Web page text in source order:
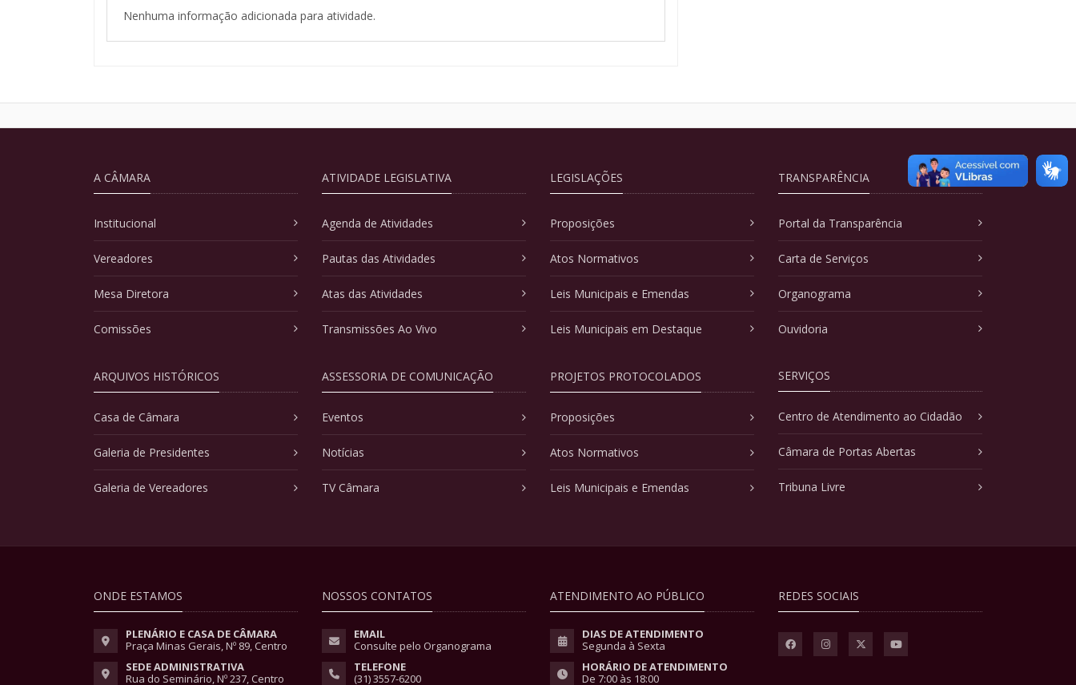
Nenhuma informação adicionada para atividade.
A CÂMARA
Institucional
Vereadores
Mesa Diretora
Comissões
ARQUIVOS HISTÓRICOS
Casa de Câmara
Galeria de Presidentes
Galeria de Vereadores
ATIVIDADE LEGISLATIVA
Agenda de Atividades
Pautas das Atividades
Atas das Atividades
Transmissões Ao Vivo
ASSESSORIA DE COMUNICAÇÃO
Eventos
Notícias
TV Câmara
LEGISLAÇÕES
Proposições
Atos Normativos
Leis Municipais e Emendas
Leis Municipais em Destaque
PROJETOS PROTOCOLADOS
Proposições
Atos Normativos
Leis Municipais e Emendas
TRANSPARÊNCIA
Portal da Transparência
Carta de Serviços
Organograma
Ouvidoria
SERVIÇOS
Centro de Atendimento ao Cidadão
Câmara de Portas Abertas
Tribuna Livre
ONDE ESTAMOS
PLENÁRIO E CASA DE CÂMARA
Praça Minas Gerais, Nº 89, Centro
SEDE ADMINISTRATIVA
Rua do Seminário, Nº 237, Centro
NOSSOS CONTATOS
EMAIL
Consulte pelo Organograma
TELEFONE
(31) 3557-6200
ATENDIMENTO AO PÚBLICO
DIAS DE ATENDIMENTO
Segunda à Sexta
HORÁRIO DE ATENDIMENTO
De 7:00 às 18:00
REDES SOCIAIS